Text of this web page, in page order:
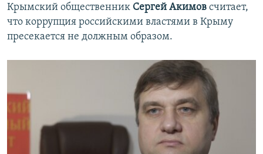
Крымский общественник Сергей Акимов считает,
что коррупция российскими властями в Крыму
пресекается не должным образом.